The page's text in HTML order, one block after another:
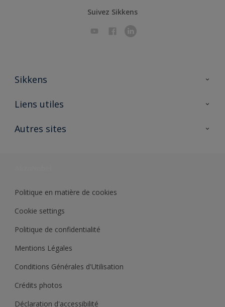
Suivez Sikkens
Sikkens
A propos de Sikkens
Liens utiles
Ouvrir un magasin PASS
Autres sites
Politique en matière de cookies
Cookie settings
Politique de confidentialité
Mentions Légales
Conditions Générales d'Utilisation
Crédits photos
Déclaration d'accessibilité